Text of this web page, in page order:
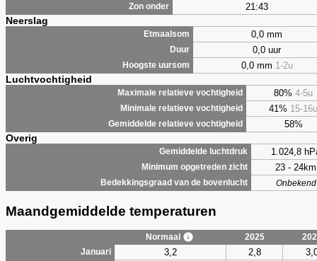
Zon onder 21:43
Neerslag
Etmaalsom 0,0 mm
Duur 0,0 uur
Hoogste uursom 0,0 mm 1-2u
Luchtvochtigheid
Maximale relatieve vochtigheid 80% 4-5u
Minimale relatieve vochtigheid 41% 15-16u
Gemiddelde relatieve vochtigheid 58%
Overig
Gemiddelde luchtdruk 1.024,8
Minimum opgetreden zicht 23 - 24km
Bedekkingsgraad van de bovenlucht Onbekend
Maandgemiddelde temperaturen
Normaal 2025
Januari
3,2 2,8